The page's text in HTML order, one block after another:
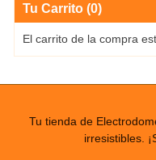
Tu Carrito (0)
El carrito de la compra
Tu tienda de
irresistibles.